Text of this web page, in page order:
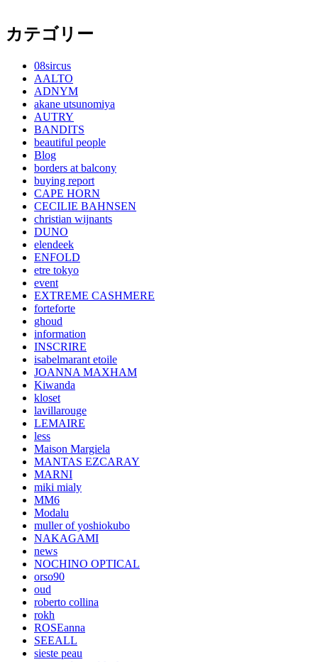
カテゴリー
08sircus
AALTO
ADNYM
akane utsunomiya
AUTRY
BANDITS
beautiful people
Blog
borders at balcony
buying report
CAPE HORN
CECILIE BAHNSEN
christian wijnants
DUNO
elendeek
ENFOLD
etre tokyo
event
EXTREME CASHMERE
forteforte
ghoud
information
INSCRIRE
isabelmarant etoile
JOANNA MAXHAM
Kiwanda
kloset
lavillarouge
LEMAIRE
less
Maison Margiela
MANTAS EZCARAY
MARNI
miki mialy
MM6
Modalu
muller of yoshiokubo
NAKAGAMI
news
NOCHINO OPTICAL
orso90
oud
roberto collina
rokh
ROSEanna
SEEALL
sieste peau